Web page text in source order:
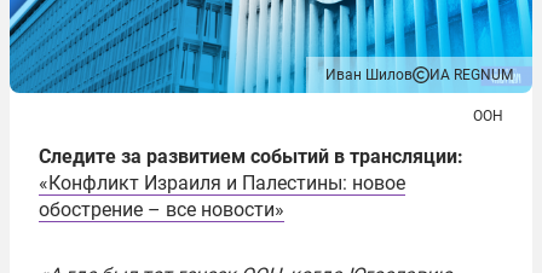
Иван Шилов ИА REGNUM
ООН
Следите за развитием событий в трансляции:
«Конфликт Израиля и Палестины: новое
обострение – все новости»